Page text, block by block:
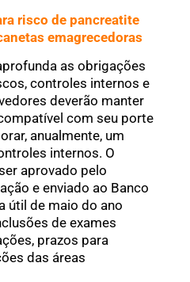
risco de pancreatite
emagrecedoras
as obrigações
controles internos e
deverão manter
com seu porte
anualmente, um
internos. O
aprovado pelo
e enviado ao Banco
útil de maio do ano
de exames
prazos para
das áreas